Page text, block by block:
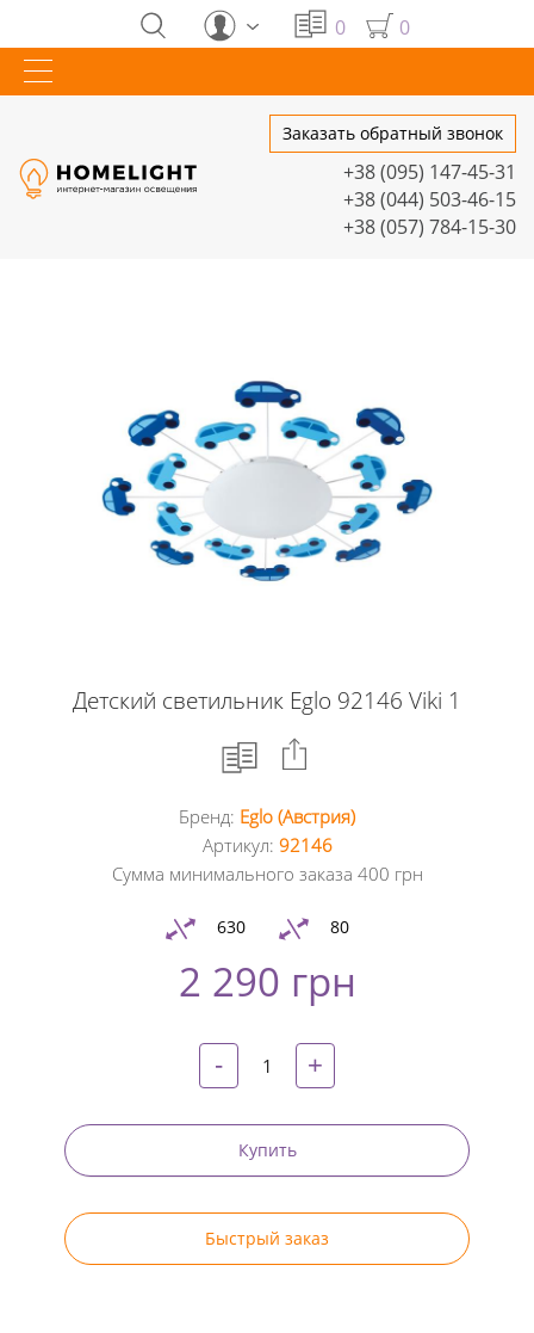
0 0
Заказать обратный звонок
+38 (095) 147-45-31
+38 (044) 503-46-15
+38 (057) 784-15-30
Детский светильник Eglo 92146 Viki 1
Facebook
+
Twitter
Pinterest
Бренд: Eglo (Австрия)
Артикул: 92146
Сумма минимального заказа 400 грн
630 80
2 290 грн
- +
Купить
Быстрый заказ